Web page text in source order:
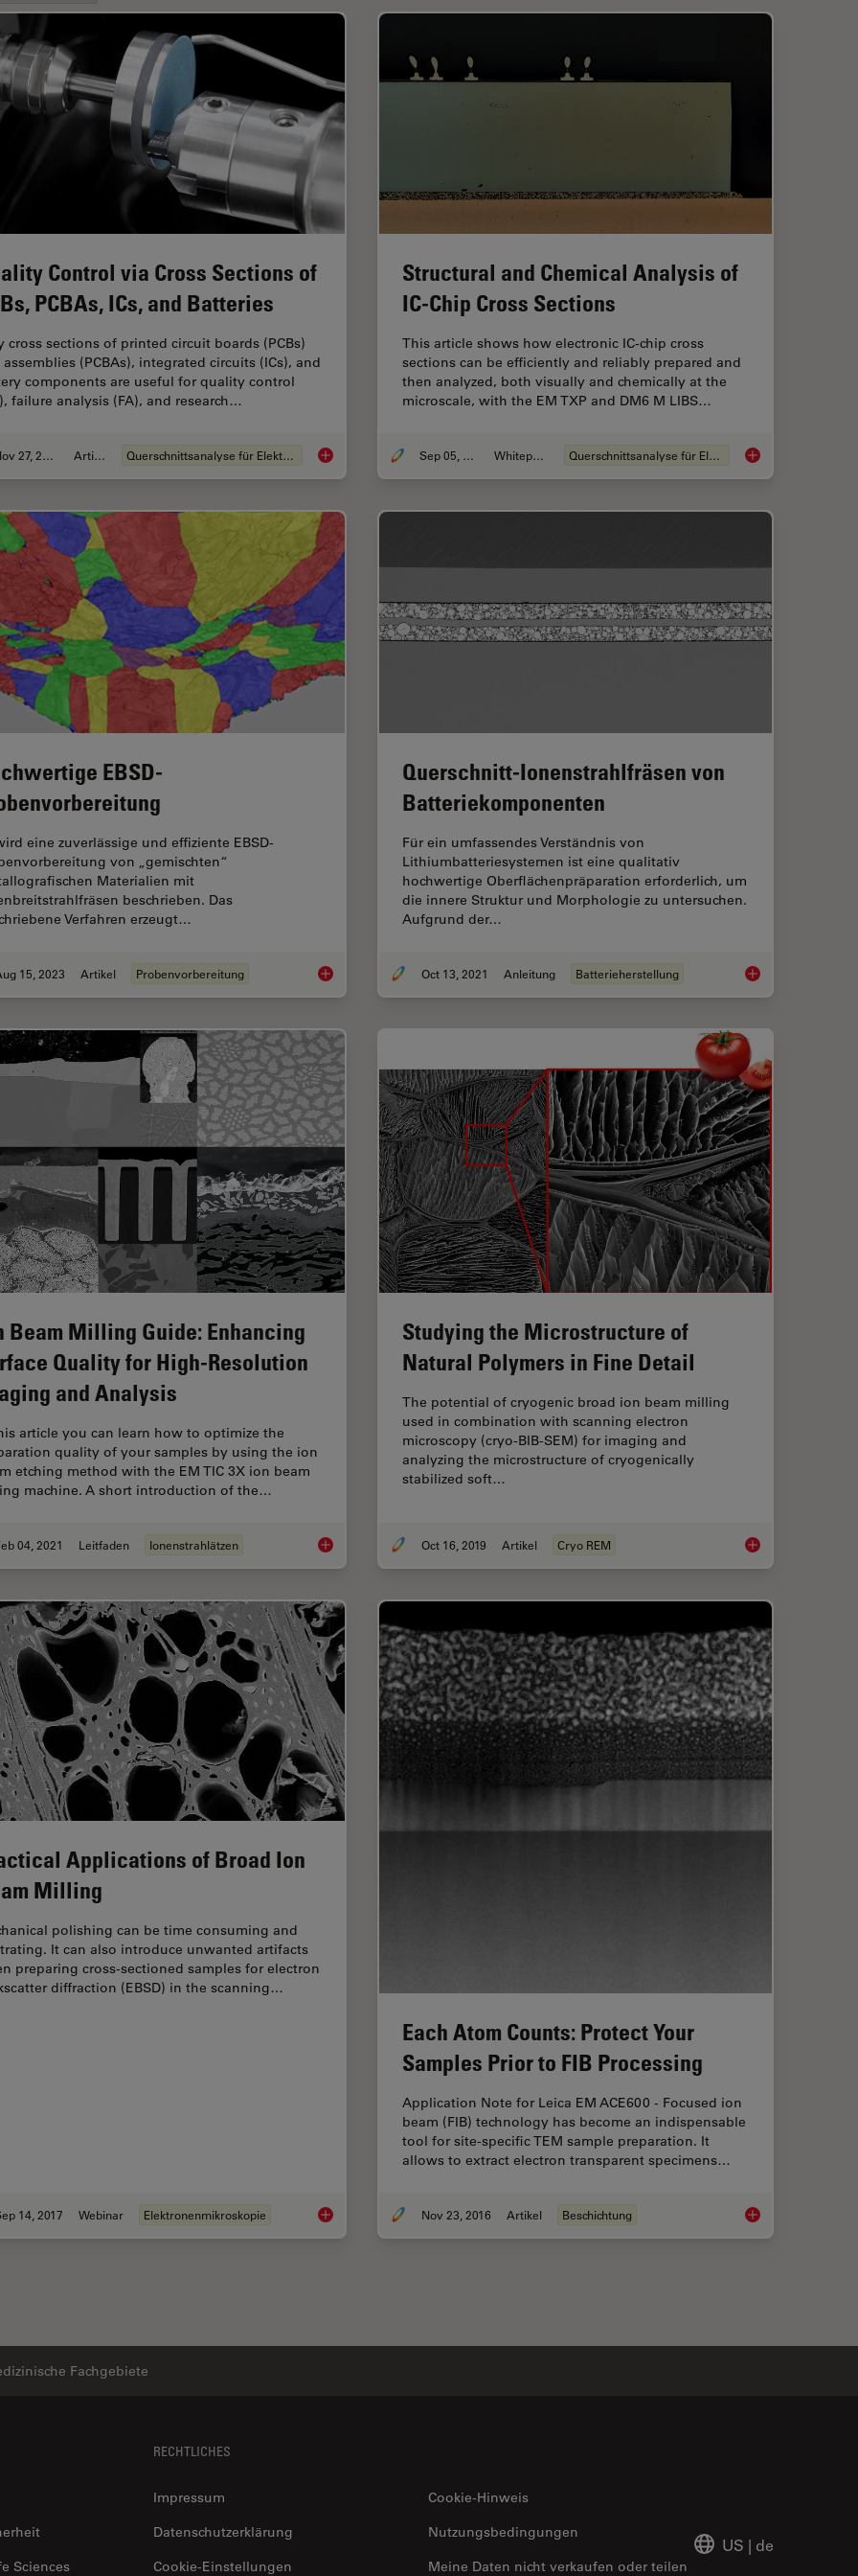
Control via Cross Sections of
PCBAs, ICs, and Batteries
cross sections of printed circuit boards (PCBs)
assemblies (PCBAs), integrated circuits (ICs), and
components are useful for quality control
failure analysis (FA), and research…
Nov 27, 2023 Artikel Querschnittsanalyse für Elektronik Quality Control via Cross Sections of PCBs, PCBAs, ICs, and Batteries
Structural and Chemical Analysis of
IC-Chip Cross Sections
This article shows how electronic IC-chip cross
sections can be efficiently and reliably prepared and
then analyzed, both visually and chemically at the
microscale, with the EM TXP and DM6 M LIBS…
Sep 05, 2023 Whitepaper Querschnittsanalyse für Elektronik Structural and
EBSD-
eine zuverlässige und effiziente EBSD-
von „gemischten“
Materialien mit
beschrieben. Das
Verfahren erzeugt…
15, 2023 Artikel Probenvorbereitung Hochwertige EBSD-Probenvorbereitung
Querschnitt-Ionenstrahlfräsen von
Batteriekomponenten
Für ein umfassendes Verständnis von
Lithiumbatteriesystemen ist eine qualitativ
hochwertige Oberflächenpräparation erforderlich, um
die innere Struktur und Morphologie zu untersuchen.
Aufgrund der…
Oct 13, 2021 Anleitung Batterieherstellung Querschnitt-
Beam Milling Guide: Enhancing
Quality for High-Resolution
and Analysis
article you can learn how to optimize the
quality of your samples by using the ion
etching method with the EM TIC 3X ion beam
machine. A short introduction of the…
04, 2021 Leitfaden Ionenstrahlätzen Ion Beam Milling Guide: Enhancing Surface Quality for High-Resolution Imaging and Analysis
Studying the Microstructure of
Natural Polymers in Fine Detail
The potential of cryogenic broad ion beam milling
used in combination with scanning electron
microscopy (cryo-BIB-SEM) for imaging and
analyzing the microstructure of cryogenically
stabilized soft…
Oct 16, 2019 Artikel Cryo REM Studying the
Applications of Broad Ion
Milling
polishing can be time consuming and
It can also introduce unwanted artifacts
preparing cross-sectioned samples for electron
diffraction (EBSD) in the scanning…
14, 2017 Webinar Elektronenmikroskopie Practical Applications of Broad Ion Beam Milling
Each Atom Counts: Protect Your
Samples Prior to FIB Processing
Application Note for Leica EM ACE600 - Focused ion
beam (FIB) technology has become an indispensable
tool for site-specific TEM sample preparation. It
allows to extract electron transparent specimens…
Nov 23, 2016 Artikel Beschichtung Each Atom Counts:
Fachgebiete
Sciences
RECHTLICHES
Impressum
Cookie-Hinweis
Datenschutzerklärung
Meine Daten nicht verkaufen oder teilen
Nutzungsbedingungen
Cookie-Einstellungen
US | de